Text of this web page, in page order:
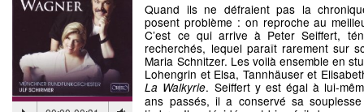
Quand ils ne défraient pas la
posent problème : on reproche au
C’est ce qui arrive à Peter Seiffert,
recherchés, lequel paraît rarement sur
Maria Schnitzer. Les voilà ensemble en
Lohengrin et Elsa, Tannhäuser et
La Walkyrie. Seiffert y est égal à lui-
ans passés, il a conservé sa